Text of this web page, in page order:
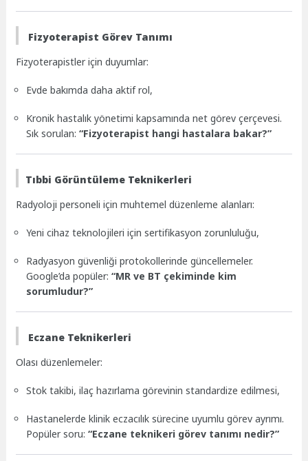
Fizyoterapist Görev Tanımı
Fizyoterapistler için duyumlar:
Evde bakımda daha aktif rol,
Kronik hastalık yönetimi kapsamında net görev çerçevesi.
Sık sorulan:“Fizyoterapist hangi hastalara bakar?”
Tıbbi Görüntüleme Teknikerleri
Radyoloji personeli için muhtemel düzenleme alanları:
Yeni cihaz teknolojileri için sertifikasyon zorunluluğu,
Radyasyon güvenliği protokollerinde güncellemeler.
Google’da popüler:“MR ve BT çekiminde kim
sorumludur?”
Eczane Teknikerleri
Olası düzenlemeler:
Stok takibi, ilaç hazırlama görevinin standardize edilmesi,
Hastanelerde klinik eczacılık sürecine uyumlu görev ayrımı.
Popüler soru:“Eczane teknikeri görev tanımı nedir?”